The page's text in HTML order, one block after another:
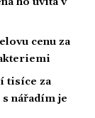
cenu za
tisíce za
nářadím je